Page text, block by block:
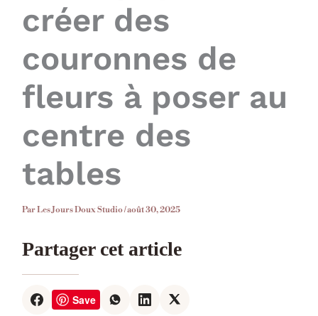
créer des
couronnes de
fleurs à poser au
centre des
tables
ParLes Jours Doux Studio/août 30, 2025
Partager cet article
Save